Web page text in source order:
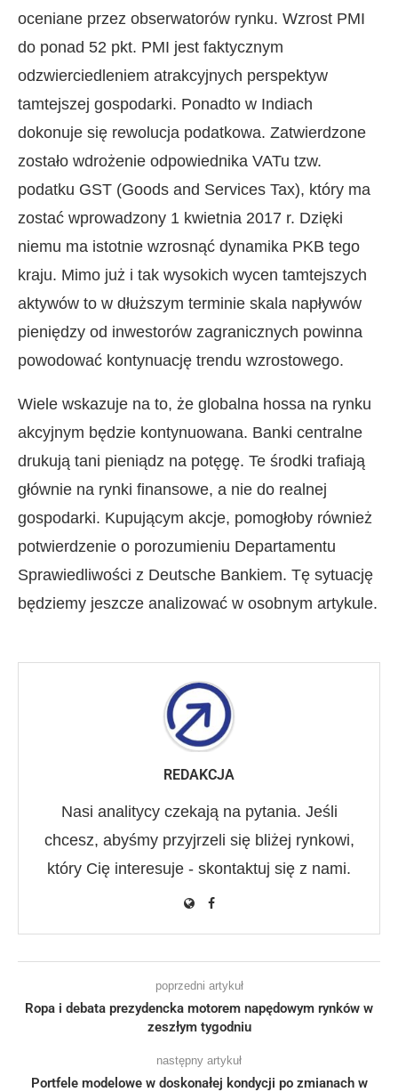
oceniane przez obserwatorów rynku. Wzrost PMI
do ponad 52 pkt. PMI jest faktycznym
odzwierciedleniem atrakcyjnych perspektyw
tamtejszej gospodarki. Ponadto w Indiach
dokonuje się rewolucja podatkowa. Zatwierdzone
zostało wdrożenie odpowiednika VATu tzw.
podatku GST (Goods and Services Tax), który ma
zostać wprowadzony 1 kwietnia 2017 r. Dzięki
niemu ma istotnie wzrosnąć dynamika PKB tego
kraju. Mimo już i tak wysokich wycen tamtejszych
aktywów to w dłuższym terminie skala napływów
pieniędzy od inwestorów zagranicznych powinna
powodować kontynuację trendu wzrostowego.
Wiele wskazuje na to, że globalna hossa na rynku
akcyjnym będzie kontynuowana. Banki centralne
drukują tani pieniądz na potęgę. Te środki trafiają
głównie na rynki finansowe, a nie do realnej
gospodarki. Kupującym akcje, pomogłoby również
potwierdzenie o porozumieniu Departamentu
Sprawiedliwości z Deutsche Bankiem. Tę sytuację
będziemy jeszcze analizować w osobnym artykule.
REDAKCJA
Nasi analitycy czekają na pytania. Jeśli
chcesz, abyśmy przyjrzeli się bliżej rynkowi,
który Cię interesuje - skontaktuj się z nami.
poprzedni artykuł
Ropa i debata prezydencka motorem napędowym rynków w
zeszłym tygodniu
następny artykuł
Portfele modelowe w doskonałej kondycji po zmianach w